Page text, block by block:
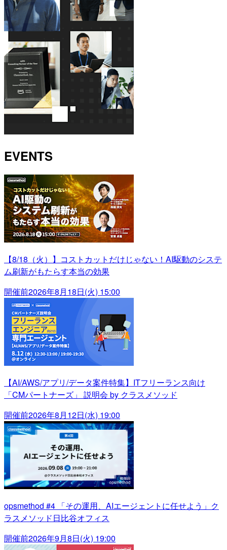
EVENTS
【8/18（火）】コストカットだけじゃない！AI駆動のシステ
ム刷新がもたらす本当の効果
開催前2026年8月18日(火) 15:00
【AI/AWS/アプリ/データ案件特集】ITフリーランス向け
「CMパートナーズ」 説明会 by クラスメソッド
開催前2026年8月12日(水) 19:00
opsmethod #4 「その運用、AIエージェントに任せよう」ク
ラスメソッド日比谷オフィス
開催前2026年9月8日(火) 19:00